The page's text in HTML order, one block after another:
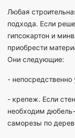
Любая
подхода. Если
гипсокартон и
приобрести
Они следующие:
- непосредственно
- крепеж. Если
необходим
саморезы по